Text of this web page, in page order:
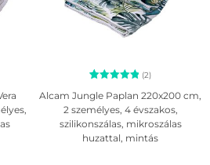
Értékelés
5.00
az 5-ből,
2
értékelés
alapján
(2)
Alcam Jungle Paplan 220x200 cm,
2 személyes, 4 évszakos,
szilikonszálas, mikroszálas
huzattal, mintás